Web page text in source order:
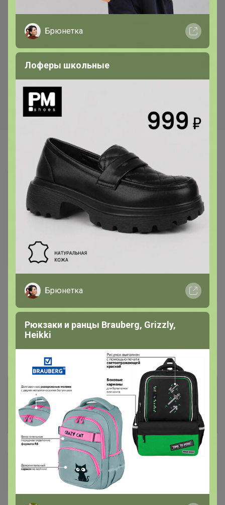
370р
Смесь Сырная для
приготовления хлебо-
булочных изделий (аналог
Боу де Кежо), 1 кг
Бумага для выпекания
коричн/белая, рул
Самые желанные
83р
Крахмал кукурузный Амилко
д/шок.кекса 1 кг
Информация о заказах доступна
лишь членам клуба
Показать
Артемида
Бронзовый организатор
Брюнетка
Лоферы школьные
Брюнетка
Рюкзаки и ранцы Brauberg, Grizzly,
Heikki